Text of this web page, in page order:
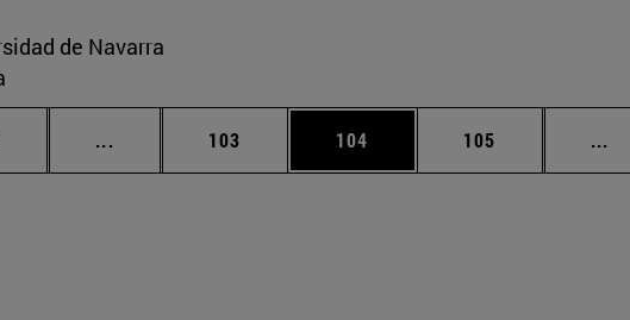
de Navarra
... Páginas intermedias Use TAB para desplazarse.
Página
103 Página
104 Página
105 ...